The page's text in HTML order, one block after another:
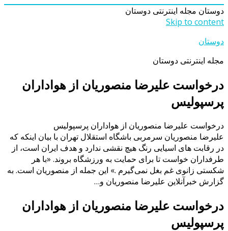
دوستان مجله اینترنتی دوستان
Skip to content
دوستان
مجله اینترنتی دوستان
درخواست علیرضا منصوریان از هواداران
پرسپولیس
درخواست علیرضا منصوریان از هواداران پرسپولیس
علیرضا منصوریان سرمربی باشگاه استقلال تهران با بیان اینکه که
در رقابت های اسیایی رنگ هیچ نقشی ندارد و هدف ایران است، از
طرفداران خواست تا برای حمایت به ورزشگاه بروند. «با هر
شکستی زانوی غم بغل نمی‌گیرم .» این جمله از منصوریان است. به
گزارش خبرآنلاین علیرضا منصوریان و…
درخواست علیرضا منصوریان از هواداران
پرسپولیس